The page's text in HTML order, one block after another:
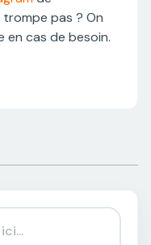
trompe pas ? On
en cas de besoin.